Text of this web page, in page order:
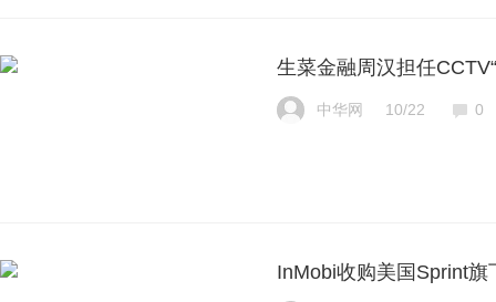
生菜金融周汉担任
中华网 10/22 0
InMobi收购美国Sprint